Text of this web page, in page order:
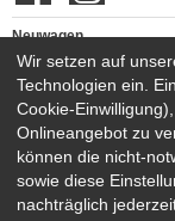
Neuwagen
Honda Neuwagen
Gebrauchtwagen
Honda Gebrauchtwagen
Honda Vorführwagen
Gesamtbestand
NEUWAGENMODELLE
Wir setzen auf
Technologien ein.
Cookie-
Onlineangebot zu
können die nicht-
sowie diese
nachträglich